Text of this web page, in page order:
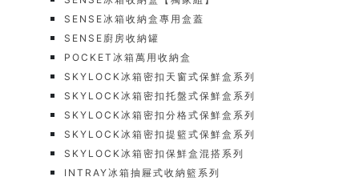
SENSE冰箱收納盒專用盒蓋
SENSE廚房收納罐
POCKET冰箱萬用收納盒
SKYLOCK冰箱密扣天窗式保鮮盒系列
SKYLOCK冰箱密扣托盤式保鮮盒系列
SKYLOCK冰箱密扣分格式保鮮盒系列
SKYLOCK冰箱密扣提籃式保鮮盒系列
SKYLOCK冰箱密扣保鮮盒混搭系列
INTRAY冰箱抽屜式收納籃系列